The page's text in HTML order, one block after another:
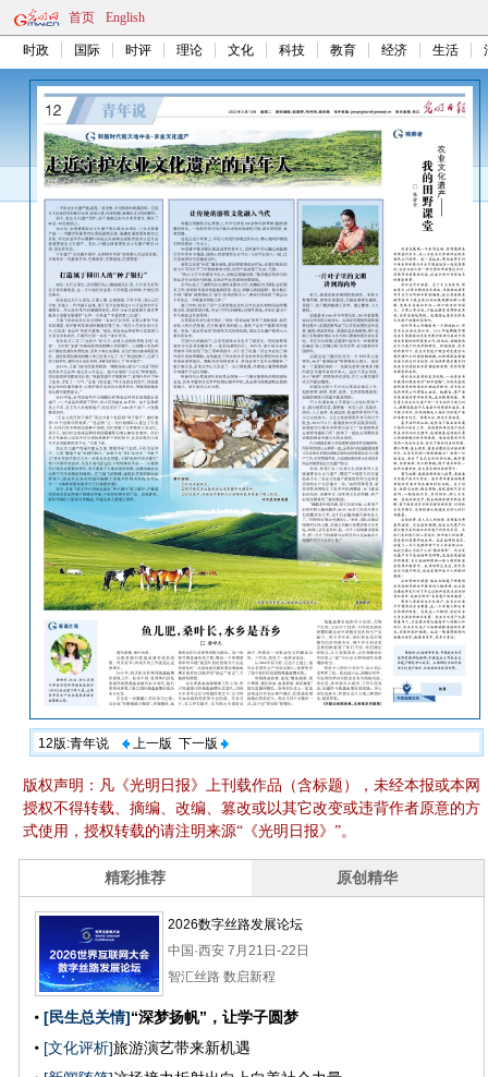
首页 English
时政 国际 时评 理论 文化 科技 教育 经济 生活
12版:青年说 上一版 下一版
版权声明：凡《光明日报》上刊载作品（含标题），未经本报或本网
授权不得转载、摘编、改编、篡改或以其它改变或违背作者原意的方
式使用，授权转载的请注明来源“《光明日报》”。